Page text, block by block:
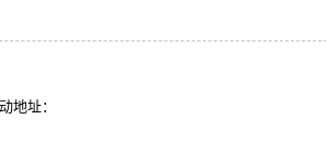
地址：